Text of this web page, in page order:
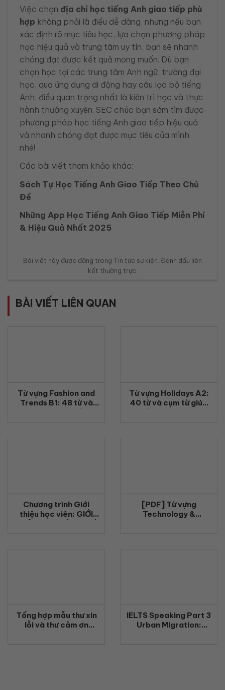
Việc chọn địa chỉ học tiếng Anh giao tiếp phù
hợp không phải là điều dễ dàng, nhưng nếu bạn
xác định rõ mục tiêu học, lựa chọn phương pháp
học hiệu quả và trung tâm uy tín, bạn sẽ nhanh
chóng đạt được kết quả mong muốn. Dù bạn
chọn học tại các trung tâm Anh ngữ, trường đại
học, qua ứng dụng di động hay câu lạc bộ tiếng
Anh, điều quan trọng nhất là kiên trì học và thực
hành thường xuyên. SEC chúc bạn sớm tìm được
phương pháp học tiếng Anh giao tiếp hiệu quả
và nhanh chóng đạt được mục tiêu của mình
nhé!
Các bài viết tham khảo khác:
Sách Tự Học Tiếng Anh Giao Tiếp Theo Chủ
Đề
Những App Học Tiếng Anh Giao Tiếp Miễn Phí
& Hiệu Quả Nhất 2025
Bài viết này được đăng trong Tin tức sự kiện. Đánh dấu liên
kết thường trực.
BÀI VIẾT LIÊN QUAN
Từ vựng Fashion and
Trends B1: 48 từ và
Từ vựng Holidays A2:
40 từ và cụm từ giúp
Chương trình Giới
thiệu học viên: GIỚI
[PDF] Từ vựng
Technology &
Tổng hợp mẫu thư xin
lỗi và thư cảm ơn
IELTS Speaking Part 3
Urban Migration: